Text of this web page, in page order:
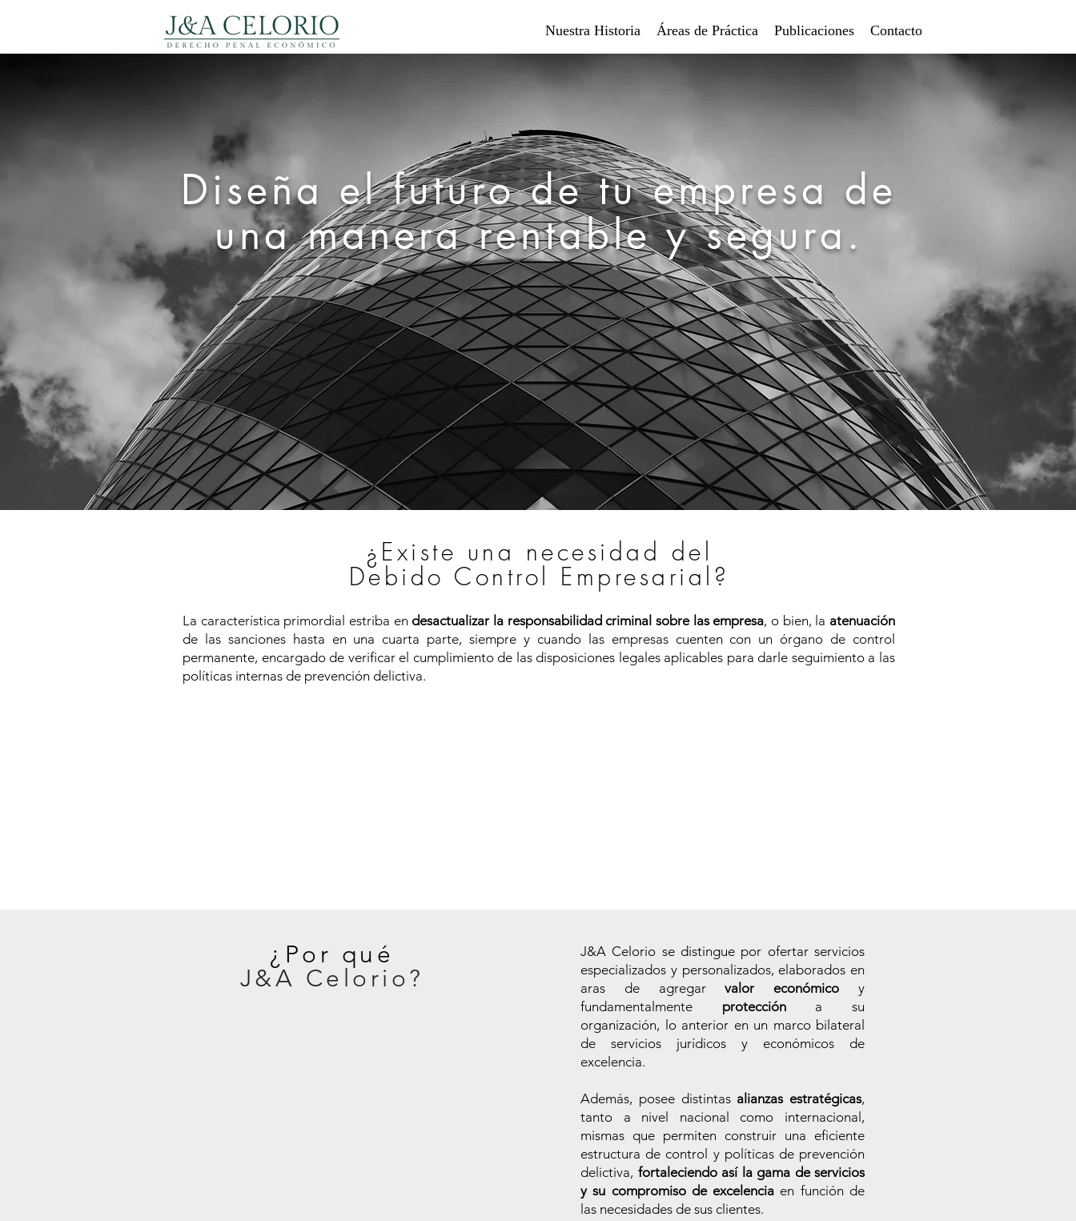
Nuestra Historia Áreas de Práctica Publicaciones Contacto
Diseña el futuro de tu empresa de
una manera rentable y segura.
¿Existe una necesidad del
Debido Control Empresarial?
La característica primordial estriba en desactualizar la responsabilidad criminal sobre las empresa, o bien, la atenuación
de las sanciones hasta en una cuarta parte, siempre y cuando las empresas cuenten con un órgano de control
permanente, encargado de verificar el cumplimiento de las disposiciones legales aplicables para darle seguimiento a las
políticas internas de prevención delictiva.
¿Por qué
J&A Celorio?
J&A Celorio se distingue por ofertar servicios
especializados y personalizados, elaborados en
aras de agregarvalor económico y
fundamentalmente proteccióna su
organización, lo anterior en un marco bilateral
de servicios jurídicos y económicos de
excelencia.
Además, posee distintas alianzas estratégicas,
tanto a nivel nacional como internacional,
mismas que permiten construir una eficiente
estructura de control y políticas de prevención
delictiva, fortaleciendo así la gama de servicios
y su compromiso de excelencia en función de
las necesidades de sus clientes.